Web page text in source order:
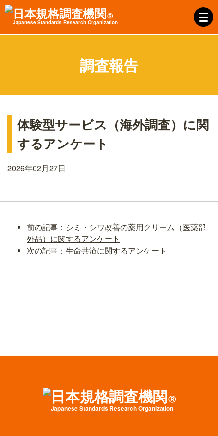
日本規格調査機関Ⓡ
Japanese Standards Research Organization
調査報告
体験型サービス（海外調査）に関
するアンケート
2026年02月27日
前の記事： シミ・シワ改善の薬用クリーム（医薬部
外品）に関するアンケート
次の記事： 生命共済に関するアンケート
日本規格調査機関Ⓡ
JapaneseStandardsResearchOrganization